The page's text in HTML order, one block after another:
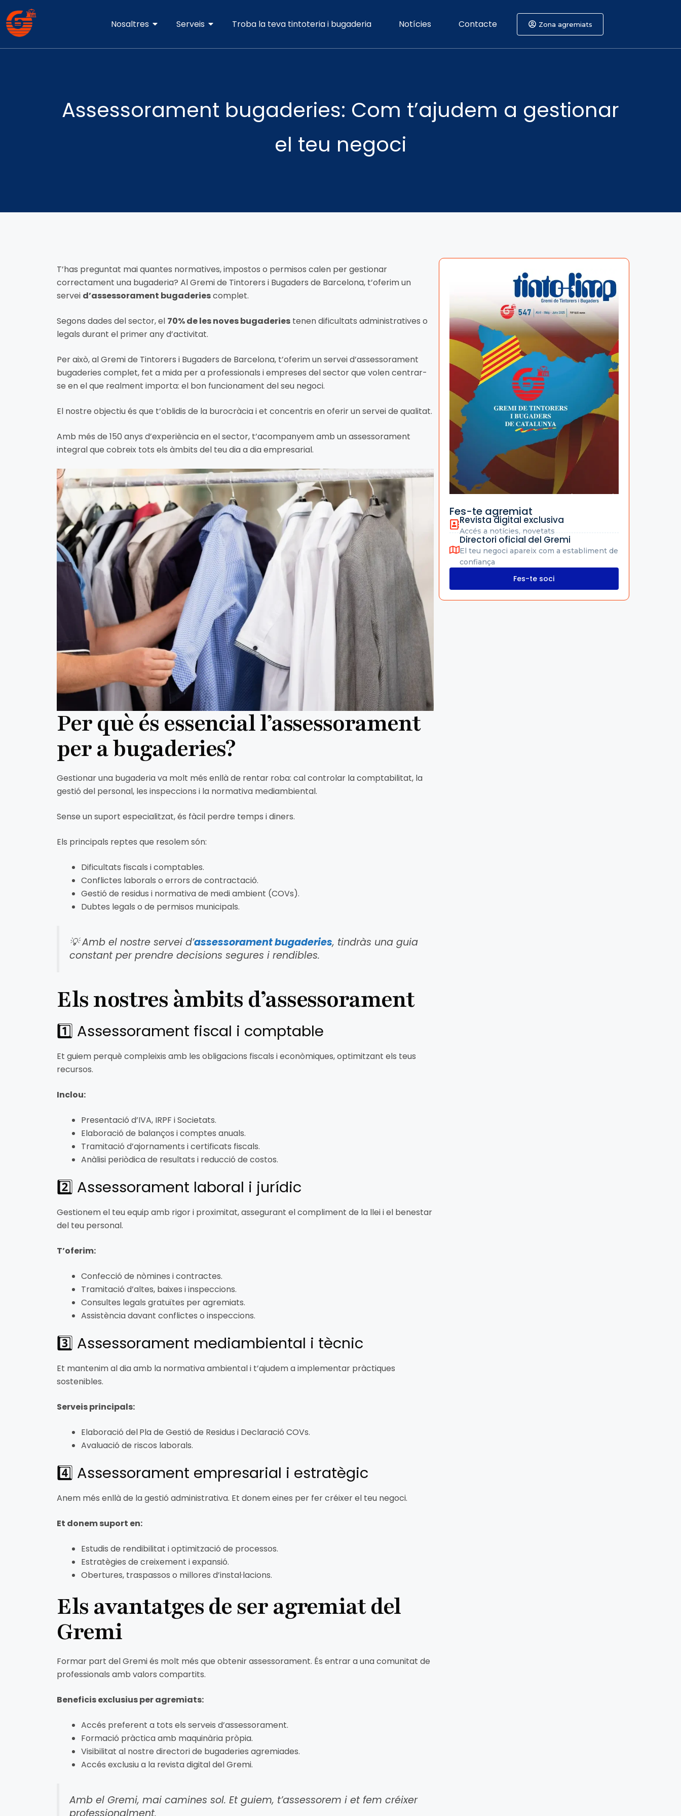
Nosaltres Serveis Troba la teva tintoteria i bugaderia Notícies Contacte Zona agremiats
Assessorament bugaderies: Com t’ajudem a gestionar
el teu negoci
T’has preguntat mai quantes normatives, impostos o permisos calen per gestionar
correctament una bugaderia? Al Gremi de Tintorers i Bugaders de Barcelona, t’oferim un
servei d’assessorament bugaderiescomplet.
Segons dades del sector, el 70% de les noves bugaderies tenen dificultats administratives o
legals durant el primer any d’activitat.
Per això, al Gremi de Tintorers i Bugaders de Barcelona, t’oferim un servei d’assessorament
bugaderies complet, fet a mida per a professionals i empreses del sector que volen centrar-
se en el que realment importa: el bon funcionament del seu negoci.
El nostre objectiu és que t’oblidis de la burocràcia i et concentris en oferir un servei de qualitat.
Amb més de 150 anys d’experiència en el sector, t’acompanyem amb un assessorament
integral que cobreix tots els àmbits del teu dia a dia empresarial.
Per què és essencial l’assessorament
per a bugaderies?
Gestionar una bugaderia va molt més enllà de rentar roba: cal controlar la comptabilitat, la
gestió del personal, les inspeccions i la normativa mediambiental.
Sense un suport especialitzat, és fàcil perdre temps i diners.
Els principals reptes que resolem són:
Dificultats fiscals i comptables.
Conflictes laborals o errors de contractació.
Gestió de residus i normativa de medi ambient (COVs).
Dubtes legals o de permisos municipals.
💡Amb el nostre servei d’assessorament bugaderies, tindràs una guia
constant per prendre decisions segures i rendibles.
Els nostres àmbits d’assessorament
1️⃣ Assessorament fiscal i comptable
Et guiem perquè compleixis amb les obligacions fiscals i econòmiques, optimitzant els teus
recursos.
Inclou:
Presentació d’IVA, IRPF i Societats.
Elaboració de balanços i comptes anuals.
Tramitació d’ajornaments i certificats fiscals.
Anàlisi periòdica de resultats i reducció de costos.
2️⃣ Assessorament laboral i jurídic
Gestionem el teu equip amb rigor i proximitat, assegurant el compliment de la llei i el benestar
del teu personal.
T’oferim:
Confecció de nòmines i contractes.
Tramitació d’altes, baixes i inspeccions.
Consultes legals gratuïtes per agremiats.
Assistència davant conflictes o inspeccions.
3️⃣ Assessorament mediambiental i tècnic
Et mantenim al dia amb la normativa ambiental i t’ajudem a implementar pràctiques
sostenibles.
Serveis principals:
Elaboració delPla de Gestió de Residus i Declaració COVs.
Avaluació de riscos laborals.
4️⃣ Assessorament empresarial i estratègic
Anem més enllà de la gestió administrativa. Et donem eines per fer créixer el teu negoci.
Et donem suport en:
Estudis de rendibilitat i optimització de processos.
Estratègies de creixement i expansió.
Obertures, traspassos o millores d’instal·lacions.
Els avantatges de ser agremiat del
Gremi
Formar part del Gremi és molt més que obtenir assessorament. És entrar a una comunitat de
professionals amb valors compartits.
Beneficis exclusius per agremiats:
Accés preferent a tots els serveis d’assessorament.
Formació pràctica amb maquinària pròpia.
Visibilitat al nostre directori de bugaderies agremiades.
Accés exclusiu a la revista digital del Gremi.
Amb el Gremi, mai camines sol. Et guiem, t’assessorem i et fem créixer
professionalment.
Fes-te agremiat
Revista digital exclusiva
Accés a notícies, novetats
Directori oficial del Gremi
El teu negoci apareix com a establiment de
confiança
Fes-te soci